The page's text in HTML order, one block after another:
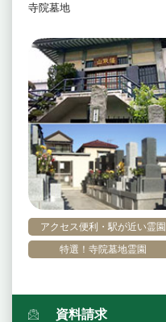
アクセス便利・駅が近い霊園
特選！寺院墓地霊園
寺院墓地
資料請求